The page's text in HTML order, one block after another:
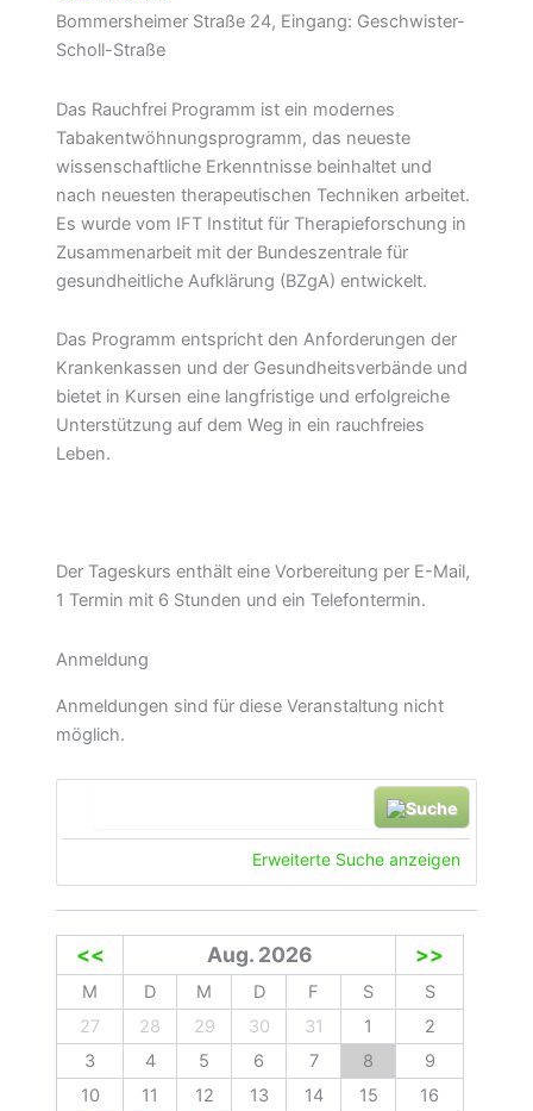
Bommersheimer Straße 24, Eingang: Geschwister-
Scholl-Straße
Das Rauchfrei Programm ist ein modernes
Tabakentwöhnungsprogramm, das neueste
wissenschaftliche Erkenntnisse beinhaltet und
nach neuesten therapeutischen Techniken arbeitet.
Es wurde vom IFT Institut für Therapieforschung in
Zusammenarbeit mit der Bundeszentrale für
gesundheitliche Aufklärung (BZgA) entwickelt.
Das Programm entspricht den Anforderungen der
Krankenkassen und der Gesundheitsverbände und
bietet in Kursen eine langfristige und erfolgreiche
Unterstützung auf dem Weg in ein rauchfreies
Leben.
Der Tageskurs enthält eine Vorbereitung per E-Mail,
1 Termin mit 6 Stunden und ein Telefontermin.
Anmeldung
Anmeldungen sind für diese Veranstaltung nicht
möglich.
Erweiterte Suche anzeigen
<< Aug. 2026 >>
M D M D F S
S
27
28 29 30 31 1
2
3
4 5 6 7 8
9
10
11 12 13 14 15
16